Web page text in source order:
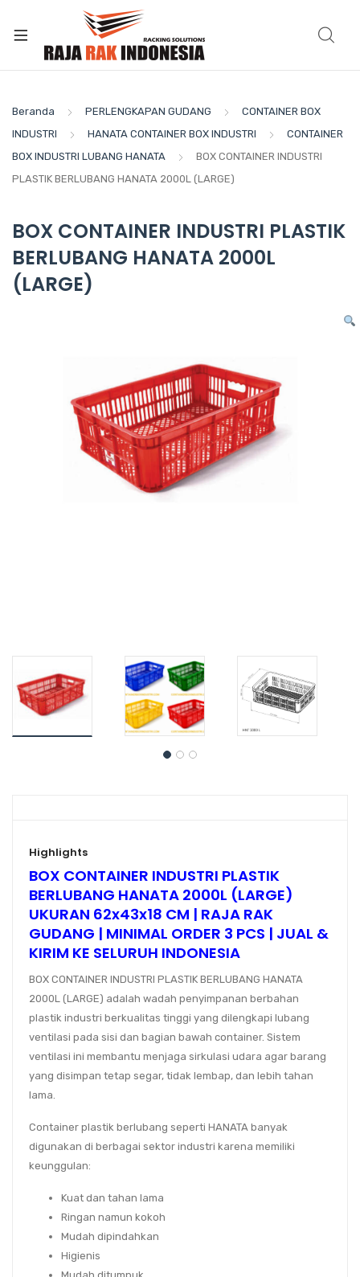
Beranda PERLENGKAPAN GUDANG
CONTAINER BOX
INDUSTRI
HANATA CONTAINER BOX INDUSTRI
CONTAINER
BOX INDUSTRI LUBANG HANATA
BOX CONTAINER INDUSTRI
PLASTIK BERLUBANG HANATA 2000L (LARGE)
BOX CONTAINER INDUSTRI PLASTIK
BERLUBANG HANATA 2000L
(LARGE)
Highlights
BOX CONTAINER INDUSTRI PLASTIK
BERLUBANG HANATA 2000L (LARGE)
UKURAN 62x43x18 CM | RAJA RAK
GUDANG | MINIMAL ORDER 3 PCS | JUAL &
KIRIM KE SELURUH INDONESIA
BOX CONTAINER INDUSTRI PLASTIK BERLUBANG HANATA
2000L (LARGE) adalah wadah penyimpanan berbahan
plastik industri berkualitas tinggi yang dilengkapi lubang
ventilasi pada sisi dan bagian bawah container. Sistem
ventilasi ini membantu menjaga sirkulasi udara agar barang
yang disimpan tetap segar, tidak lembap, dan lebih tahan
lama.
Container plastik berlubang seperti HANATA banyak
digunakan di berbagai sektor industri karena memiliki
keunggulan:
Kuat dan tahan lama
Ringan namun kokoh
Mudah dipindahkan
Higienis